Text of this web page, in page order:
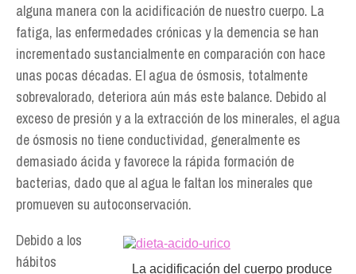
alguna manera con la acidificación de nuestro cuerpo. La
fatiga, las enfermedades crónicas y la demencia se han
incrementado sustancialmente en comparación con hace
unas pocas décadas. El agua de ósmosis, totalmente
sobrevalorado, deteriora aún más este balance. Debido al
exceso de presión y a la extracción de los minerales, el agua
de ósmosis no tiene conductividad, generalmente es
demasiado ácida y favorece la rápida formación de
bacterias, dado que al agua le faltan los minerales que
promueven su autoconservación.
La acidificación del cuerpo produce
Debido a los
hábitos